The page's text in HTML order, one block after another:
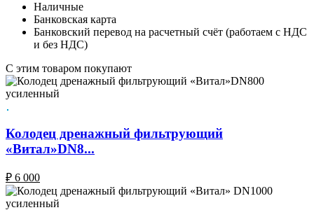
Наличные
Банковская карта
Банковский перевод на расчетный счёт (работаем с НДС
и без НДС)
C этим товаром покупают
Колодец дренажный фильтрующий
«Витал»DN8...
₽ 6 000